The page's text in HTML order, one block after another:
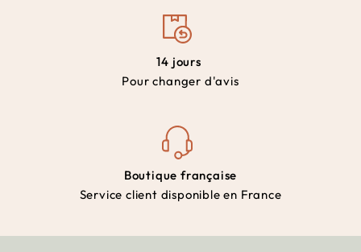
14 jours
Pour changer d'avis
Boutique française
Service client disponible en France